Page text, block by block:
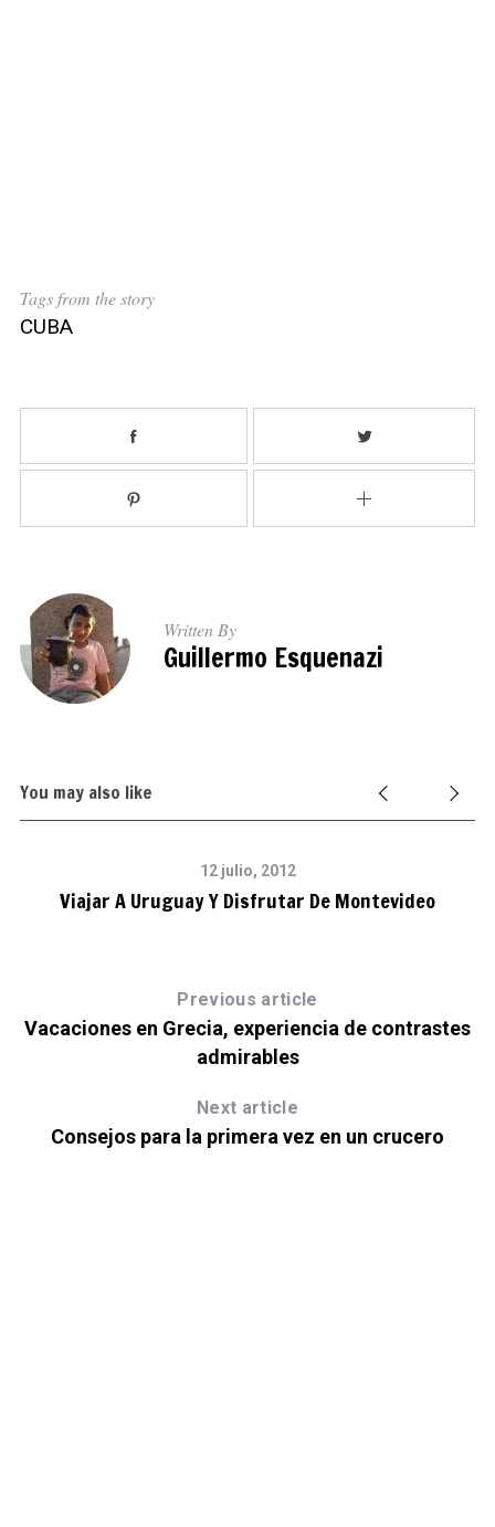
Tags from the story
CUBA
Written By
Guillermo Esquenazi
You may also like
12 julio, 2012
Viajar A Uruguay Y Disfrutar De Montevideo
Previous article
Vacaciones en Grecia, experiencia de contrastes
admirables
Next article
Consejos para la primera vez en un crucero